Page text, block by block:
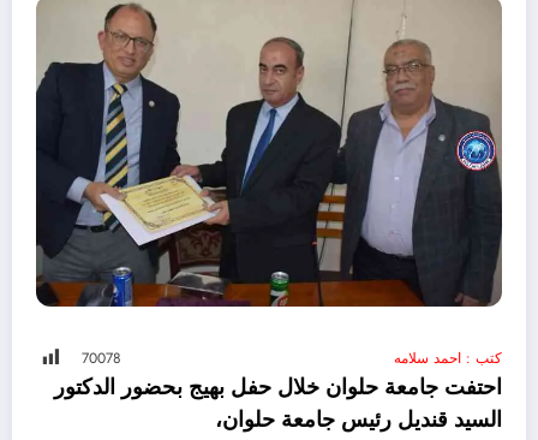
70078 كتب : احمد سلامه
احتفت جامعة حلوان خلال حفل بهيج بحضور الدكتور
السيد قنديل رئيس جامعة حلوان،